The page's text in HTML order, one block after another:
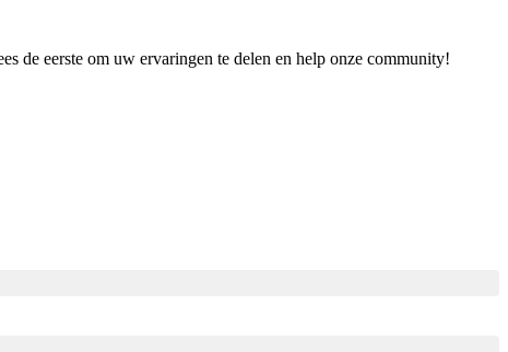
de eerste om uw ervaringen te delen en help onze community!